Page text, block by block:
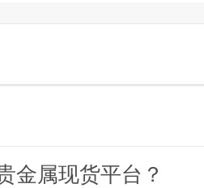
金属现货平台？